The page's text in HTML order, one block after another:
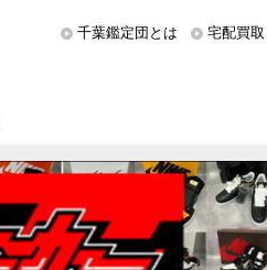
千葉鑑定団とは 宅配買取